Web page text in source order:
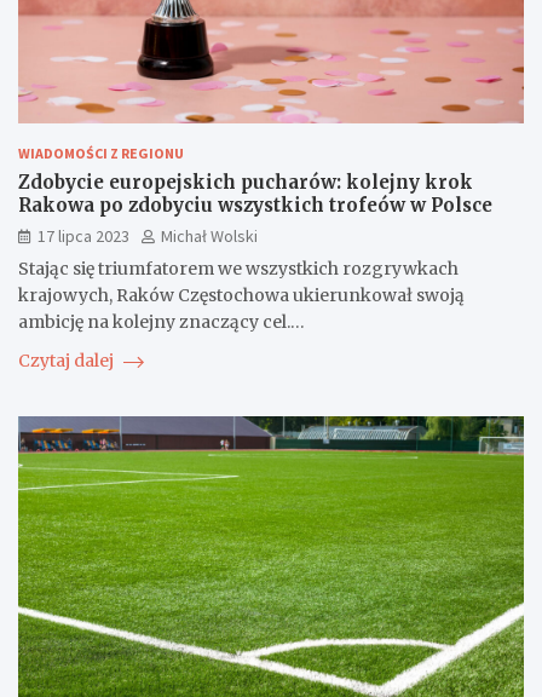
WIADOMOŚCI Z REGIONU
Zdobycie europejskich pucharów: kolejny krok
Rakowa po zdobyciu wszystkich trofeów w Polsce
17 lipca 2023
Michał Wolski
Stając się triumfatorem we wszystkich rozgrywkach
krajowych, Raków Częstochowa ukierunkował swoją
ambicję na kolejny znaczący cel.…
Czytaj dalej